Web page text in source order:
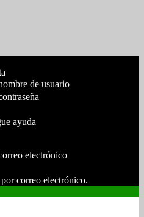
de usuario
ayuda
electrónico
correo electrónico.